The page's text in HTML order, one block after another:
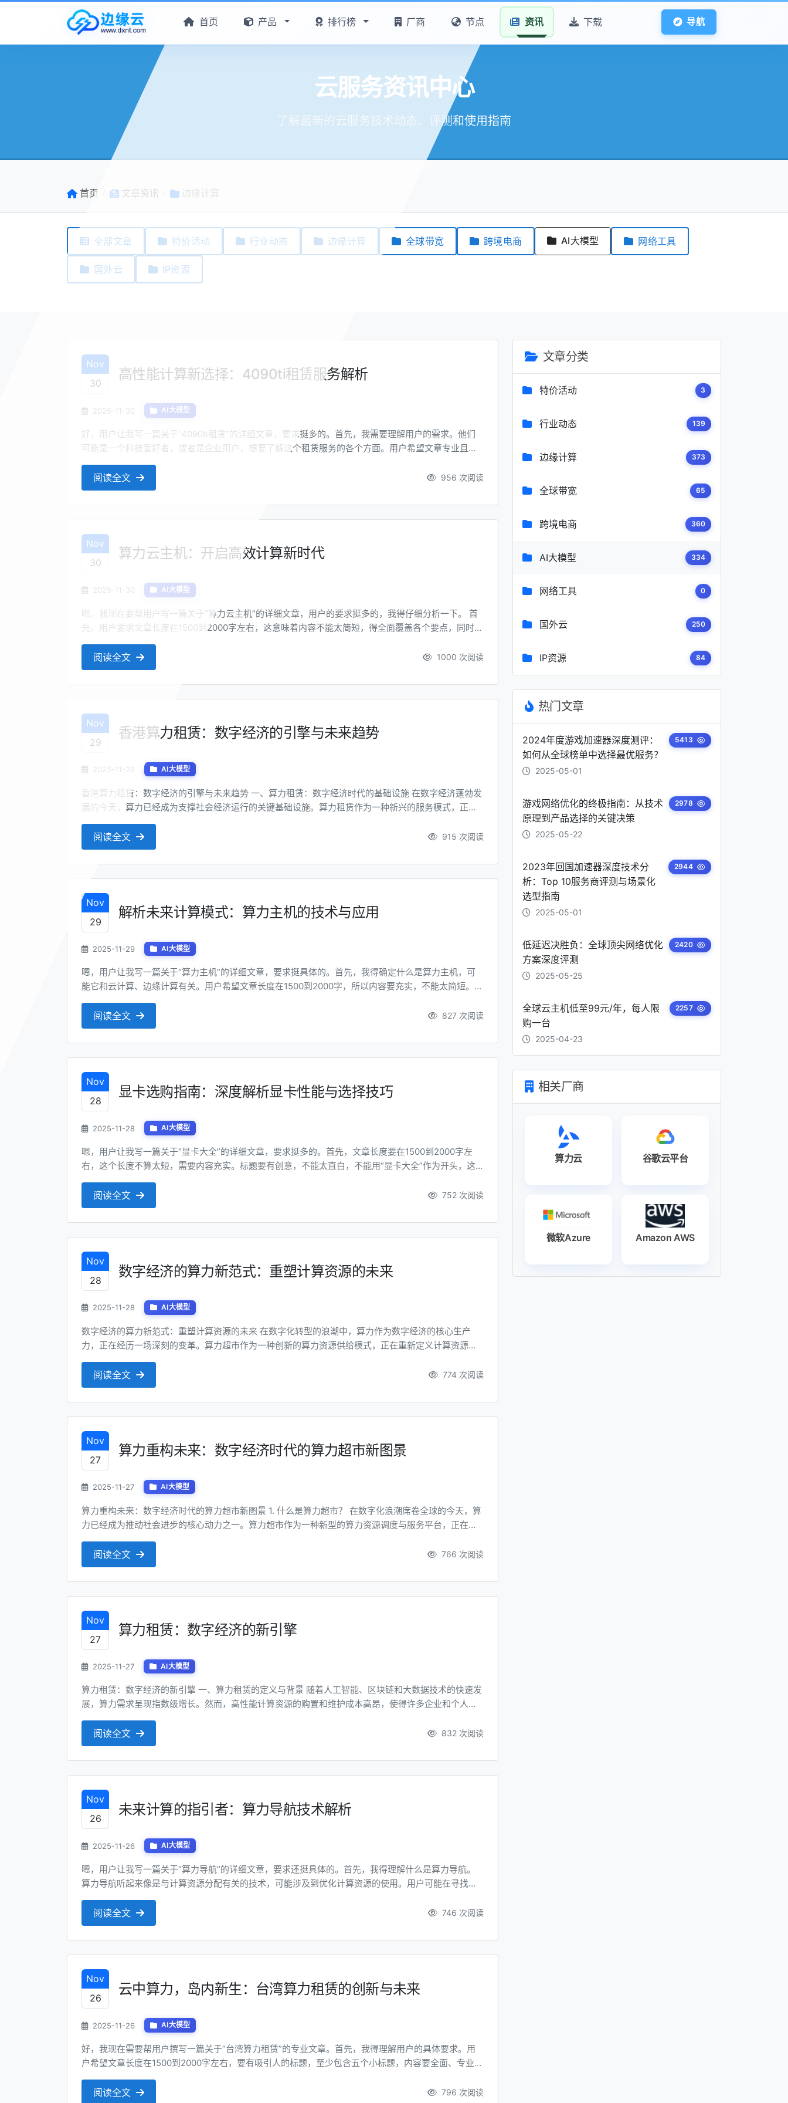
首页 产品 排行榜 厂商 节点 资讯 下载 导航
云服务资讯中心
了解最新的云服务技术动态、评测和使用指南
首页 文章资讯 边缘计算
全部文章 特价活动 行业动态 边缘计算 全球带宽 跨境电商 AI大模型 网络工具
国外云 IP资源
Nov
30
高性能计算新选择：4090ti租赁服务解析
2025-11-30 AI大模型
好，用户让我写一篇关于“4090ti租赁”的详细文章，要求挺多的。首先，我需要理解用户的需求。他们
可能是一个科技爱好者，或者是企业用户，想要了解这个租赁服务的各个方面。用户希望文章专业且全
面，所以我要涵盖技术细节、市场分析、租赁优势等等。 用户特别要求生成吸引人的标题，虽然关键词
“4090ti租赁”不必出现在标题中，但标题要有创意。我得想一个既能吸引眼球又能体现文章内容的标
题，比如“高性能计算新选...
阅读全文 956 次阅读
Nov
30
算力云主机：开启高效计算新时代
2025-11-30 AI大模型
嗯，我现在要帮用户写一篇关于“算力云主机”的详细文章，用户的要求挺多的，我得仔细分析一下。 首
先，用户要求文章长度在1500到2000字左右，这意味着内容不能太简短，得全面覆盖各个要点，同时保
些创意。 接下来，内容需要包含至少5个小标题，并且按照这些小标题组织内容。这可能需要我先规划
一下文章的结构。通常，专...
阅读全文 1000 次阅读
Nov
29
香港算力租赁：数字经济的引擎与未来趋势
2025-11-29 AI大模型
香港算力租赁：数字经济的引擎与未来趋势 一、算力租赁：数字经济时代的基础设施 在数字经济蓬勃发
展的今天，算力已经成为支撑社会经济运行的关键基础设施。算力租赁作为一种新兴的服务模式，正在
资源（如CPU、GPU、TPU等）和存储资源，满足业务发展的动态需求。 在全球范...
阅读全文 915 次阅读
Nov
29
解析未来计算模式：算力主机的技术与应用
2025-11-29 AI大模型
嗯，用户让我写一篇关于“算力主机”的详细文章，要求挺具体的。首先，我得确定什么是算力主机，可
能它和云计算、边缘计算有关。用户希望文章长度在1500到2000字，所以内容要充实，不能太简短。
标题需要吸引人，同时包含创意，但“算力主机”不一定出现在标题中，也不一定在最前面。这可能有点
挑战，得想一些能引起兴趣的词汇，比如“未来计算”、“算力革命”之类的。 接下来，文章要包含至少5个
小标题，每个小标题下...
阅读全文 827 次阅读
Nov
28
显卡选购指南：深度解析显卡性能与选择技巧
2025-11-28 AI大模型
嗯，用户让我写一篇关于“显卡大全”的详细文章，要求挺多的。首先，文章长度要在1500到2000字左
右，这个长度不算太短，需要内容充实。标题要有创意，不能太直白，不能用“显卡大全”作为开头，这
点需要注意，可能需要想一些吸引人的词汇，比如“显卡选购指南”或者类似的。 接下来，文章需要至少5
个小标题，用Markdown的##来组织。我得想想这些小标题应该涵盖哪些内容。通常显卡文章会介绍显
卡的分类、工作原...
阅读全文 752 次阅读
Nov
28
数字经济的算力新范式：重塑计算资源的未来
2025-11-28 AI大模型
数字经济的算力新范式：重塑计算资源的未来 在数字化转型的浪潮中，算力作为数字经济的核心生产
力，正在经历一场深刻的变革。算力超市作为一种创新的算力资源供给模式，正在重新定义计算资源的
分配与使用方式。本文将深入探讨算力超市的概念、技术基础、应用场景及其未来发展潜力。 一、算力
超市的概念与核心价值 算力超市是一种集约化、智能化的算力资源供给平台，通过整合多样...
阅读全文 774 次阅读
Nov
27
算力重构未来：数字经济时代的算力超市新图景
2025-11-27 AI大模型
算力重构未来：数字经济时代的算力超市新图景 1. 什么是算力超市？ 在数字化浪潮席卷全球的今天，算
力已经成为推动社会进步的核心动力之一。算力超市作为一种新型的算力资源调度与服务平台，正在重
将分散的算力资源进行整合、优化和分配，为用户提供按需定制的算力服务。它不仅...
阅读全文 766 次阅读
Nov
27
算力租赁：数字经济的新引擎
2025-11-27 AI大模型
算力租赁：数字经济的新引擎 一、算力租赁的定义与背景 随着人工智能、区块链和大数据技术的快速发
展，算力需求呈现指数级增长。然而，高性能计算资源的购置和维护成本高昂，使得许多企业和个人难
以承担。算力租赁作为一种新型的资源共享模式，应运而生。它通过将闲置的计算资源进行整合和分
配，为用户提供灵活、按需的算力服务。 算力租赁的核心在于“资源共享”。传统算力资源...
阅读全文 832 次阅读
Nov
26
未来计算的指引者：算力导航技术解析
2025-11-26 AI大模型
嗯，用户让我写一篇关于“算力导航”的详细文章，要求还挺具体的。首先，我得理解什么是算力导航。
算力导航听起来像是与计算资源分配有关的技术，可能涉及到优化计算资源的使用。用户可能在寻找一
个专业的文章，用来教育读者或者用于商业宣传。 用户的要求有几个关键点：文章长度在1500到2000
字，要有吸引人的标题，至少5个小标题，内容要全面专业，结尾要有总结或号召，用Markdown格式，
标题和小标题用#和##...
阅读全文 746 次阅读
Nov
26
云中算力，岛内新生：台湾算力租赁的创新与未来
2025-11-26 AI大模型
好，我现在需要帮用户撰写一篇关于“台湾算力租赁”的专业文章。首先，我得理解用户的具体要求。用
户希望文章长度在1500到2000字左右，要有吸引人的标题，至少包含五个小标题，内容要全面、专业且
易懂，结尾要有总结或号召，最后用Markdown格式输出。 首先，标题需要创意且吸引人，同时包含关
键词“台湾算力租赁”。我可以考虑用一些科技相关的词汇，比如“云计算”、“创新”等，同时避免将关键词
阅读全文 796 次阅读
文章分类
特价活动 3
行业动态 139
边缘计算 373
全球带宽 65
跨境电商 360
AI大模型 334
网络工具 0
国外云 250
IP资源 84
热门文章
2024年度游戏加速器深度测评：
如何从全球榜单中选择最优服务？
2025-05-01
5413
游戏网络优化的终极指南：从技术
原理到产品选择的关键决策
2025-05-22
2978
2023年回国加速器深度技术分
析：Top 10服务商评测与场景化
选型指南
2025-05-01
2944
低延迟决胜负：全球顶尖网络优化
方案深度评测
2025-05-25
2420
全球云主机低至99元/年，每人限
购一台
2025-04-23
2257
相关厂商
算力云 谷歌云平台
微软Azure Amazon AWS